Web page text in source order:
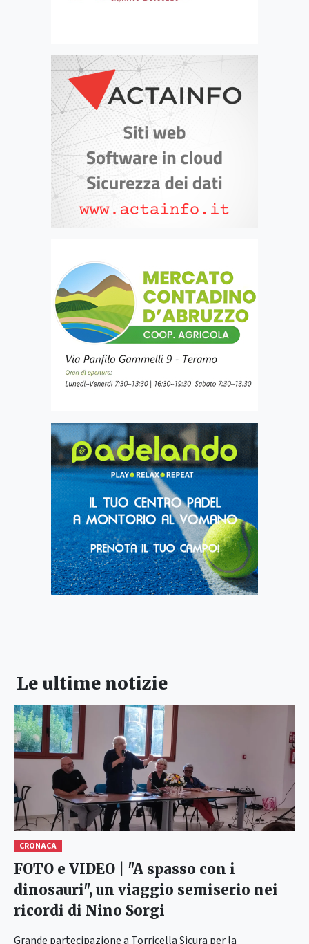
Le ultime notizie
CRONACA
FOTO e VIDEO | "A spasso con i
dinosauri", un viaggio semiserio nei
ricordi di Nino Sorgi
Grande partecipazione a Torricella Sicura per la